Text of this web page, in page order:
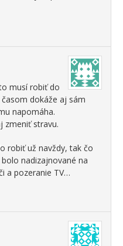
musí robiť do
dokáže aj sám
napomáha.
zmeniť stravu.
robiť už navždy, tak čo
nadizajnované na
a pozeranie TV…